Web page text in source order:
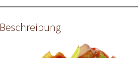
Beschreibung